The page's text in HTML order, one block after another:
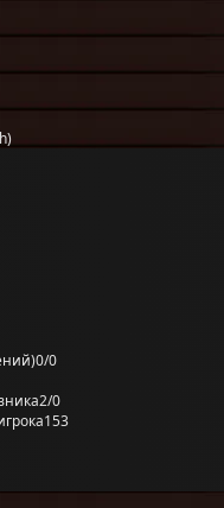
0/0
2/0
153